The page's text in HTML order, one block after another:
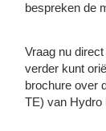
bespreken de
Vraag nu
verder kunt
brochure over
TE) van Hydro